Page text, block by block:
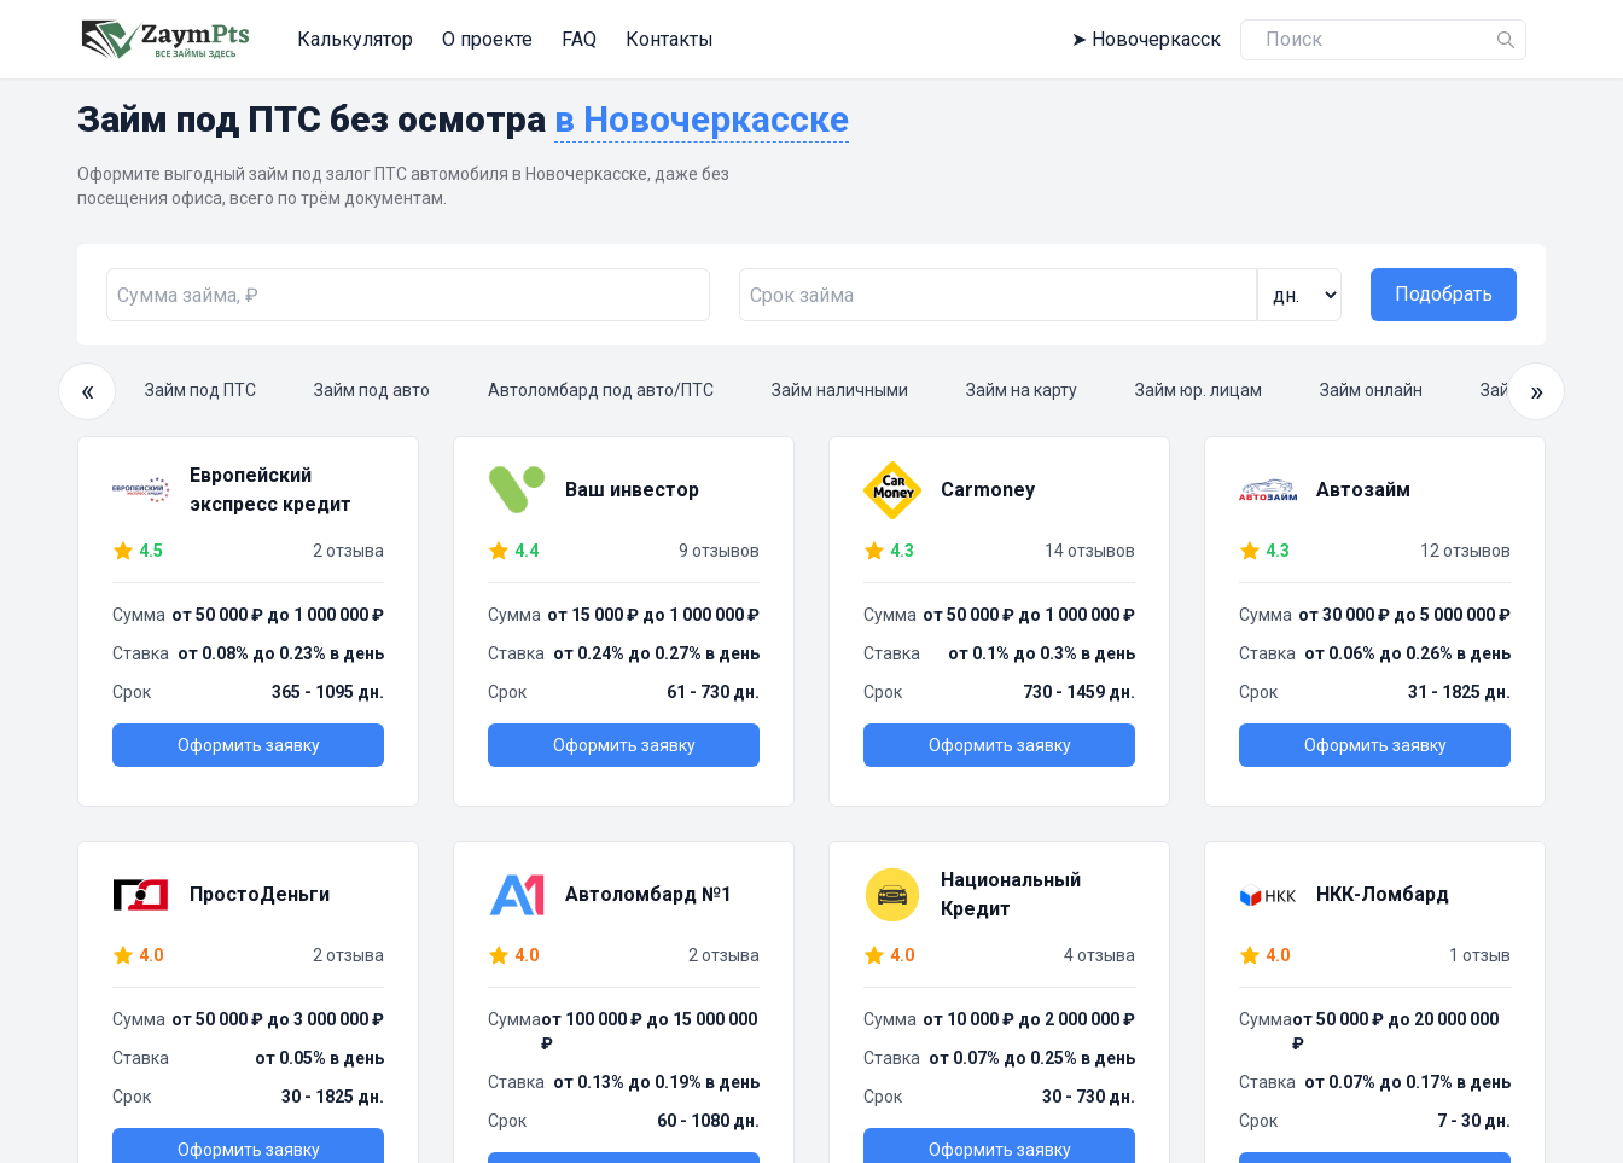
Калькулятор О проекте FAQ Контакты ➤ Новочеркасск
Займ под ПТС без осмотра в Новочеркасске
Оформите выгодный займ под залог ПТС автомобиля в Новочеркасске, даже без
посещения офиса, всего по трём документам.
Подобрать
«
займ Займ под ПТС Займ под авто Автоломбард под авто/ПТС Займ наличными Займ на карту Займ юр. лицам Займ онлайн Займ »
Европейский
экспресс кредит
4.5 2 отзыва
Сумма от 50 000 ₽ до 1 000 000 ₽
Ставка от 0.08% до 0.23% в день
Срок
365 - 1095 дн.
Оформить заявку
Ваш инвестор
4.4 9 отзывов
Сумма от 15 000 ₽ до 1 000 000 ₽
Ставка от 0.24% до 0.27% в день
Срок
61 - 730 дн.
Оформить заявку
Carmoney
4.3 14 отзывов
Сумма от 50 000 ₽ до 1 000 000 ₽
Ставка
от 0.1% до 0.3% в день
Срок
730 - 1459 дн.
Оформить заявку
Автозайм
4.3 12 отзывов
Сумма от 30 000 ₽ до 5 000 000 ₽
Ставка от 0.06% до 0.26% в день
Срок
31 - 1825 дн.
Оформить заявку
ПростоДеньги
4.0 2 отзыва
Сумма от 50 000 ₽ до 3 000 000 ₽
Ставка
от 0.05% в день
Срок
30 - 1825 дн.
Оформить заявку
Автоломбард №1
4.0 2 отзыва
Суммаот 100 000 ₽ до 15 000 000
₽
Ставка от 0.13% до 0.19% в день
Срок
60 - 1080 дн.
Национальный
Кредит
4.0 4 отзыва
Сумма от 10 000 ₽ до 2 000 000 ₽
Ставка от 0.07% до 0.25% в день
Срок
30 - 730 дн.
Оформить заявку
НКК-Ломбард
4.0 1 отзыв
Суммаот 50 000 ₽ до 20 000 000
₽
Ставка от 0.07% до 0.17% в день
Срок
7 - 30 дн.